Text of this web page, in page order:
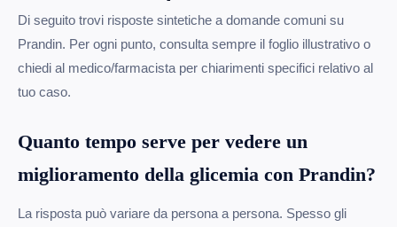
Di seguito trovi risposte sintetiche a domande comuni su
Prandin. Per ogni punto, consulta sempre il foglio illustrativo o
chiedi al medico/farmacista per chiarimenti specifici relativo al
tuo caso.
Quanto tempo serve per vedere un
miglioramento della glicemia con Prandin?
La risposta può variare da persona a persona. Spesso gli